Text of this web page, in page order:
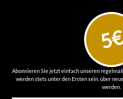
Abonnieren Sie jetzt einfach unseren
werden stets unter den Ersten sein, über
werden.